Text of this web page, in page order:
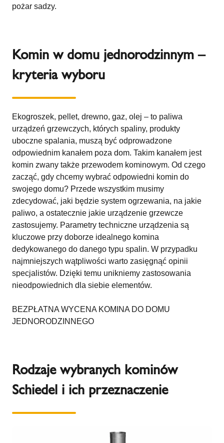
pożar sadzy.
Komin w domu jednorodzinnym –
kryteria wyboru
Ekogroszek, pellet, drewno, gaz, olej – to paliwa
urządzeń grzewczych, których spaliny, produkty
uboczne spalania, muszą być odprowadzone
odpowiednim kanałem poza dom. Takim kanałem jest
komin zwany także przewodem kominowym. Od czego
zacząć, gdy chcemy wybrać odpowiedni komin do
swojego domu? Przede wszystkim musimy
zdecydować, jaki będzie system ogrzewania, na jakie
paliwo, a ostatecznie jakie urządzenie grzewcze
zastosujemy. Parametry techniczne urządzenia są
kluczowe przy doborze idealnego komina
dedykowanego do danego typu spalin. W przypadku
najmniejszych wątpliwości warto zasięgnąć opinii
specjalistów. Dzięki temu unikniemy zastosowania
nieodpowiednich dla siebie elementów.
BEZPŁATNA WYCENA KOMINA DO DOMU
JEDNORODZINNEGO
Rodzaje wybranych kominów
Schiedel i ich przeznaczenie